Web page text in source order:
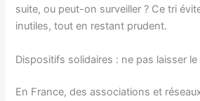
suite, ou peut-on surveiller ? Ce tri
inutiles, tout en restant prudent.
Dispositifs solidaires : ne pas laisser
En France, des associations et